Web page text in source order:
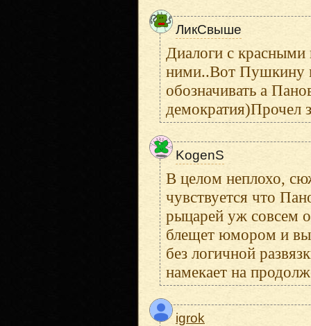
ЛикСвыше
Диалоги с
ними..Вот Пушкину
обозначивать а
демократия)Прочел
KogenS
В целом неплохо,
чувствуется что
рыцарей уж совсем
блещет юмором и
без логичной
намекает на
igrok